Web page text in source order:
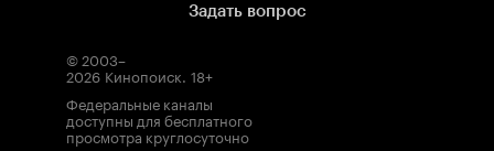
Задать вопрос
© 2003–
2026 Кинопоиск. 18+
Федеральные каналы
доступны для бесплатного
просмотра круглосуточно